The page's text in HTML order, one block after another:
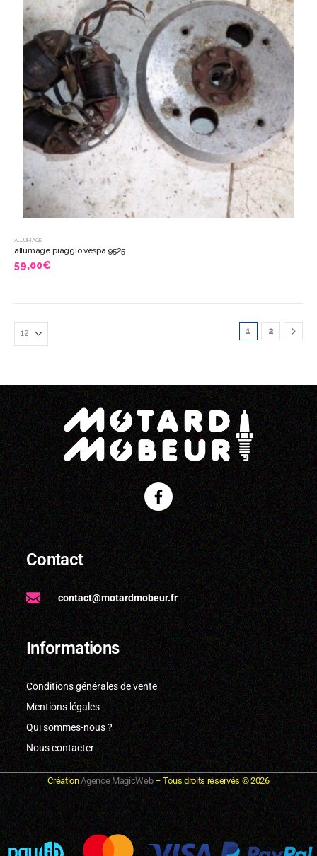
ALLUMAGE
allumage piaggio vespa 9525
59,00€
1 2
Contact
contact@motardmobeur.fr
Informations
Conditions générales de vente
Mentions légales
Qui sommes-nous ?
Nous contacter
CréationAgence MagicWeb– Tous droits réservés ©2026